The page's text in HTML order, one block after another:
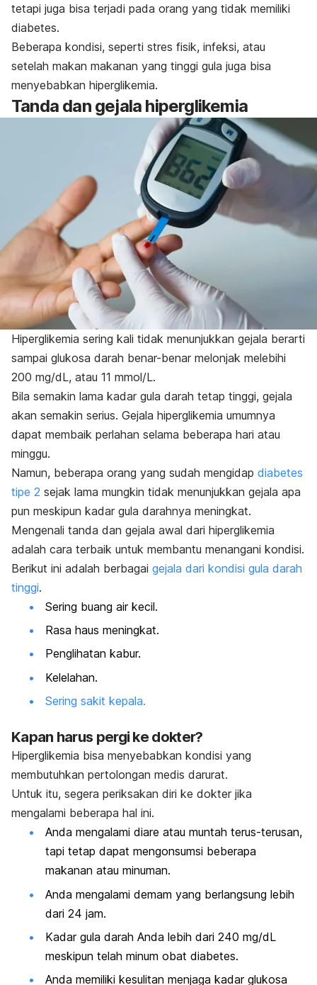
tetapi juga bisa terjadi pada orang yang tidak memiliki
diabetes.
Beberapa kondisi, seperti stres fisik, infeksi, atau
setelah makan makanan yang tinggi gula juga bisa
menyebabkan hiperglikemia.
Tanda dan gejala hiperglikemia
Hiperglikemia sering kali tidak menunjukkan gejala berarti
sampai glukosa darah benar-benar melonjak melebihi
200 mg/dL, atau 11 mmol/L.
Bila semakin lama kadar gula darah tetap tinggi, gejala
akan semakin serius. Gejala hiperglikemia umumnya
dapat membaik perlahan selama beberapa hari atau
minggu.
Namun, beberapa orang yang sudah mengidap diabetes
tipe 2 sejak lama mungkin tidak menunjukkan gejala apa
pun meskipun kadar gula darahnya meningkat.
Mengenali tanda dan gejala awal dari hiperglikemia
adalah cara terbaik untuk membantu menangani kondisi.
Berikut ini adalah berbagai gejala dari kondisi gula darah
tinggi.
Sering buang air kecil.
Rasa haus meningkat.
Penglihatan kabur.
Kelelahan.
Sering sakit kepala.
Kapan harus pergi ke dokter?
Hiperglikemia bisa menyebabkan kondisi yang
membutuhkan pertolongan medis darurat.
Untuk itu, segera periksakan diri ke dokter jika
mengalami beberapa hal ini.
Anda mengalami diare atau muntah terus-terusan,
tapi tetap dapat mengonsumsi beberapa
makanan atau minuman.
Anda mengalami demam yang berlangsung lebih
dari 24 jam.
Kadar gula darah Anda lebih dari 240 mg/dL
meskipun telah minum obat diabetes.
Anda memiliki kesulitan menjaga kadar glukosa